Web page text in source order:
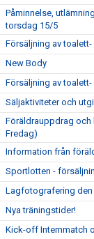
Påminnelse,
torsdag 15/5
Försäljning av
New Body
Försäljning av
Säljaktiviteter och
Föräldrauppdrag och
Fredag)
Information från
Sportlotten -
Lagfotografering den
Nya träningstider!
Kick-off Internmatch